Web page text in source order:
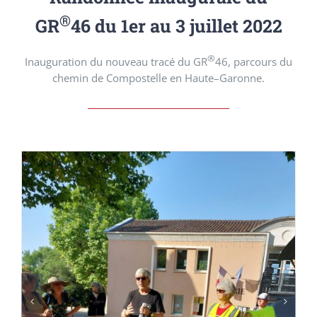
GR®46 du 1er au 3 juillet 2022
Inauguration du nouveau tracé du GR®46, parcours du
chemin de Compostelle en Haute–Garonne.